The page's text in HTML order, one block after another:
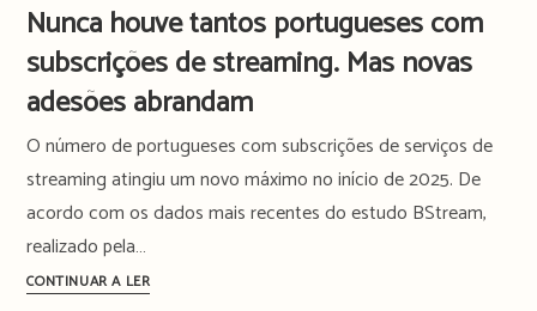
“Adolescence”
são
as
grandes
vencedoras
dos
Emmys
aqui
Nunca houve tantos portugueses com
subscrições de streaming. Mas novas
adesões abrandam
O número de portugueses com subscrições de serviços de
streaming atingiu um novo máximo no início de 2025. De
acordo com os dados mais recentes do estudo BStream,
realizado pela…
CONTINUAR A LERNunca